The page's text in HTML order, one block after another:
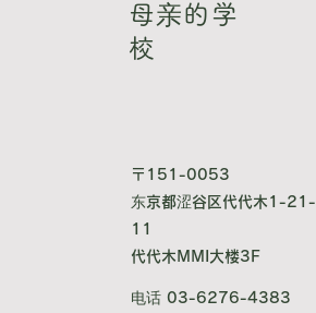
母亲的学
校
〒151-0053
东京都涩谷区代代木1-21-
11
代代木MMI大楼3F
电话 03-6276-4383